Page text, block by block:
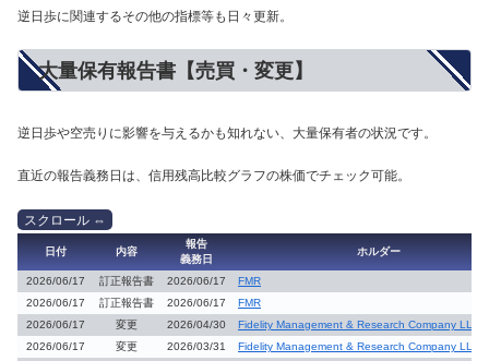
逆日歩に関連するその他の指標等も日々更新。
大量保有報告書【売買・変更】
逆日歩や空売りに影響を与えるかも知れない、大量保有者の状況です。
直近の報告義務日は、信用残高比較グラフの株価でチェック可能。
日付 内容
報告
義務日
ホルダー
2026/06/17 訂正報告書 2026/06/17
FMR
2026/06/17
訂正報告書 2026/06/17
FMR
2026/06/17
変更 2026/04/30
Fidelity Management & Research Company LLC
2026/06/17
変更 2026/03/31
Fidelity Management & Research Company LLC